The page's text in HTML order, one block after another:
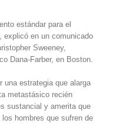
estándar para el
explicó en un comunicado
Sweeney,
Dana-Farber, en Boston.
una estrategia que alarga
metastásico recién
sustancial y amerita que
hombres que sufren de